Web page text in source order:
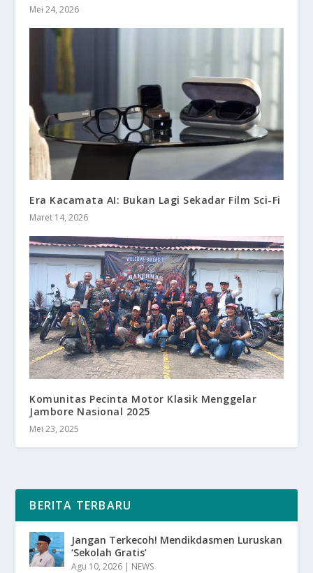
Mei 24, 2026
Era Kacamata AI: Bukan Lagi Sekadar Film Sci-Fi
Maret 14, 2026
Komunitas Pecinta Motor Klasik Menggelar
Jambore Nasional 2025
Mei 23, 2025
BERITA TERBARU
Jangan Terkecoh! Mendikdasmen Luruskan
‘Sekolah Gratis’
Agu 10, 2026 | NEWS